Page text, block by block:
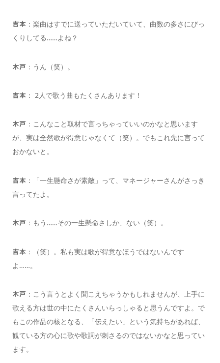
吉本 ：楽曲はすでに送っていただいていて、曲数の多さにびっ
くりしてる……よね？
木戸 ：うん（笑）。
吉本 ： 2人で歌う曲もたくさんあります！
木戸 ：こんなこと取材で言っちゃっていいのかなと思います
が、実は全然歌が得意じゃなくて（笑）。でもこれ先に言って
おかないと。
吉本 ：「一生懸命さが素敵」って、マネージャーさんがさっき
言ってたよ。
木戸 ：もう……その一生懸命さしか、ない（笑）。
吉本 ：（笑）。私も実は歌が得意なほうではないんです
よ……。
木戸 ：こう言うとよく聞こえちゃうかもしれませんが、上手に
歌える方は世の中にたくさんいらっしゃると思うんですよ。で
もこの作品の核となる、「伝えたい」という気持ちがあれば、
観ている方の心に歌や歌詞が刺さるのではないかなと思ってい
ます。